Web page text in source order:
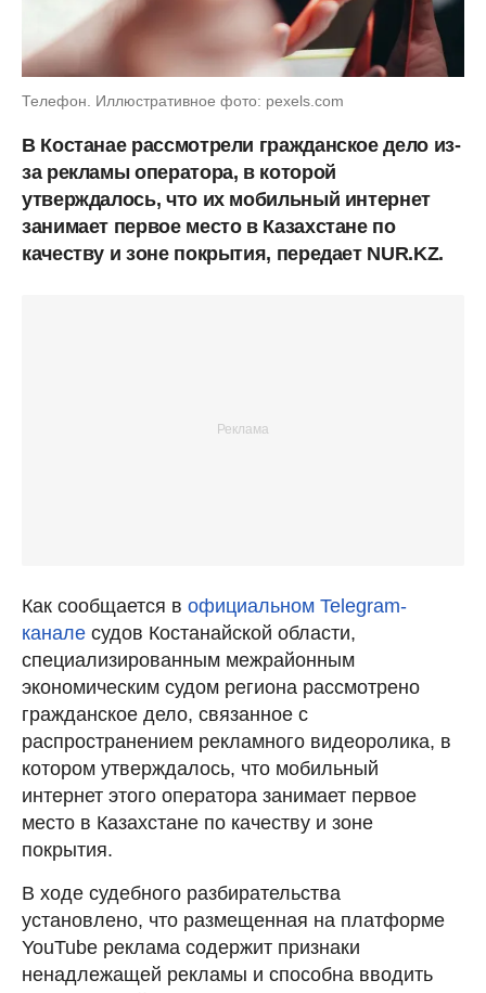
Телефон. Иллюстративное фото: pexels.com
В Костанае рассмотрели гражданское дело из-
за рекламы оператора, в которой
утверждалось, что их мобильный интернет
занимает первое место в Казахстане по
качеству и зоне покрытия, передает NUR.KZ.
Как сообщается в официальном Telegram-
канале судов Костанайской области,
специализированным межрайонным
экономическим судом региона рассмотрено
гражданское дело, связанное с
распространением рекламного видеоролика, в
котором утверждалось, что мобильный
интернет этого оператора занимает первое
место в Казахстане по качеству и зоне
покрытия.
В ходе судебного разбирательства
установлено, что размещенная на платформе
YouTube реклама содержит признаки
ненадлежащей рекламы и способна вводить